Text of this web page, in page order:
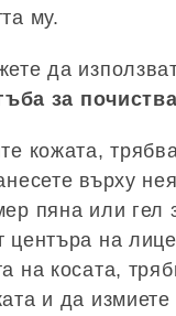
му.
да
за
кожата,
върху
пяна или гел
центъра на
на косата,
и да измиете